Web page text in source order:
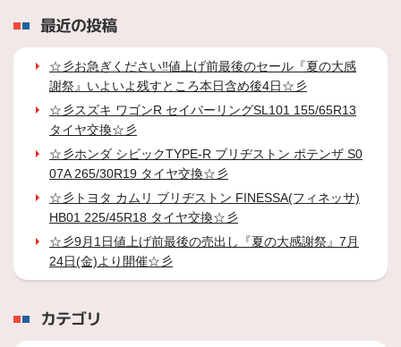
最近の投稿
☆彡お急ぎください‼値上げ前最後のセール『夏の大感
謝祭』いよいよ残すところ本日含め後4日☆彡
☆彡スズキ ワゴンR セイバーリングSL101 155/65R13
タイヤ交換☆彡
☆彡ホンダ シビックTYPE-R ブリヂストン ポテンザ S0
07A 265/30R19 タイヤ交換☆彡
☆彡トヨタ カムリ ブリヂストン FINESSA(フィネッサ)
HB01 225/45R18 タイヤ交換☆彡
☆彡9月1日値上げ前最後の売出し『夏の大感謝祭』7月
24日(金)より開催☆彡
カテゴリ